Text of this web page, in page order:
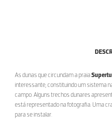
As dunas que circundam a praia
interessante, constituindo um sistema
campo. Alguns trechos dunares
está representado na fotografia. Uma
para se instalar.